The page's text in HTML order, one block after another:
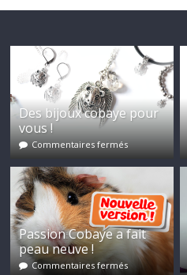
Des bijoux cobaye pour
vous !
Commentaires fermés
Passion Cobaye a fait
peau neuve !
Commentaires fermés